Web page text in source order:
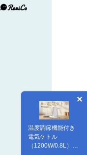
温度調節機能付き
電気ケトル
（1200W/0.8L）